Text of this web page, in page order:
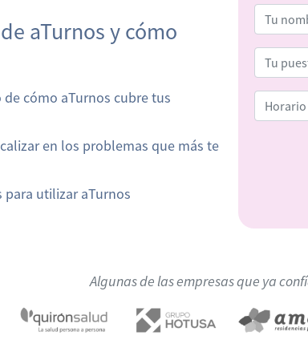
aTurnos y cómo
cómo aTurnos cubre tus
en los problemas que más te
utilizar aTurnos
Algunas de las empresas que ya